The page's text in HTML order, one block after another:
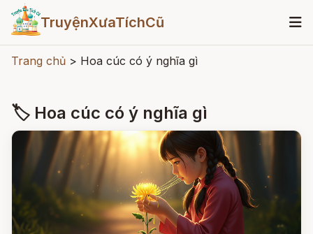
TruyệnXưaTíchCũ
Trang chủ > Hoa cúc có ý nghĩa gì
🏷 Hoa cúc có ý nghĩa gì